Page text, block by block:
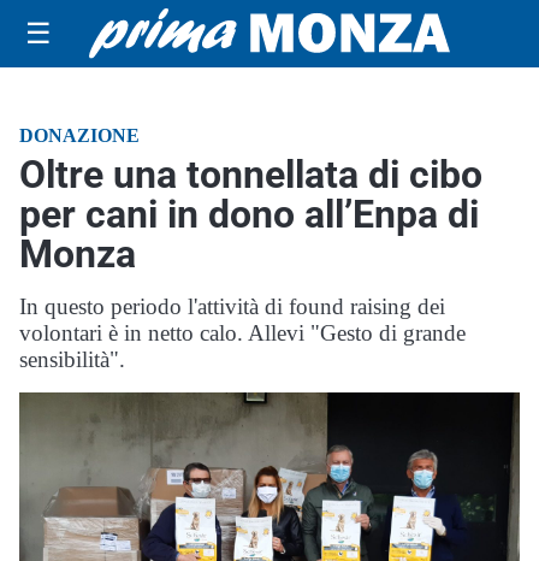
☰
DONAZIONE
Oltre una tonnellata di cibo
per cani in dono all’Enpa di
Monza
In questo periodo l'attività di found raising dei
volontari è in netto calo. Allevi "Gesto di grande
sensibilità".